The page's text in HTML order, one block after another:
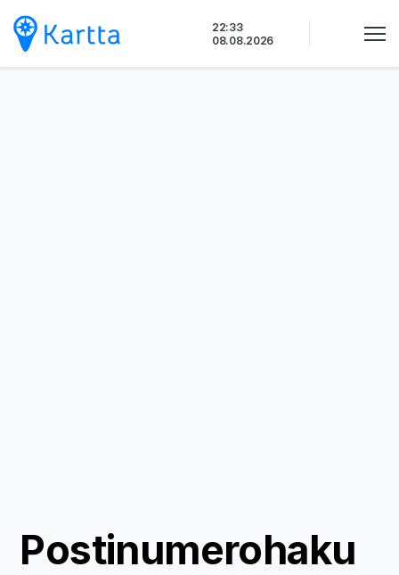
sisältöön
22:33
08.08.2026
Postinumerohaku